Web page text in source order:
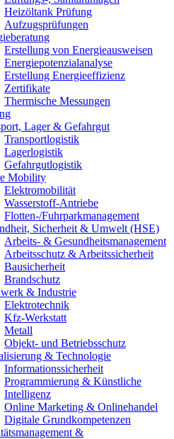
Heizöltank Prüfung
Aufzugsprüfungen
Erstellung von Energieausweisen
Energiepotenzialanalyse
Erstellung Energieeffizienz
Zertifikate
Thermische Messungen
Lager & Gefahrgut
Transportlogistik
Lagerlogistik
Gefahrgutlogistik
Mobility
Elektromobilität
Wasserstoff-Antriebe
Flotten-/Fuhrparkmanagement
Sicherheit & Umwelt (HSE)
Arbeits- & Gesundheitsmanagement
Arbeitsschutz & Arbeitssicherheit
Bausicherheit
Brandschutz
& Industrie
Elektrotechnik
Kfz-Werkstatt
Metall
Objekt- und Betriebsschutz
& Technologie
Informationssicherheit
Programmierung & Künstliche
Intelligenz
Online Marketing & Onlinehandel
Digitale Grundkompetenzen
&